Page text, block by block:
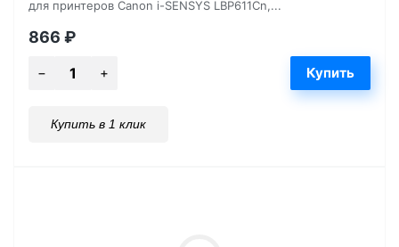
для принтеров Canon i-SENSYS LBP611Cn,...
866 ₽
Купить в 1 клик